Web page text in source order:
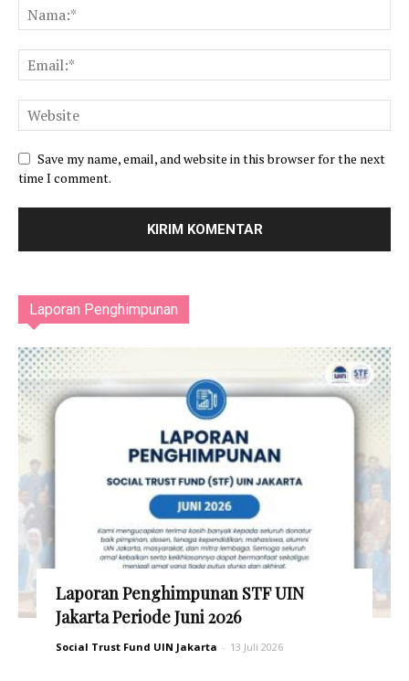
Save my name, email, and website in this browser for the next
time I comment.
Laporan Penghimpunan
Laporan Penghimpunan STF UIN
Jakarta Periode Juni 2026
Social Trust Fund UIN Jakarta - 13 Juli 2026